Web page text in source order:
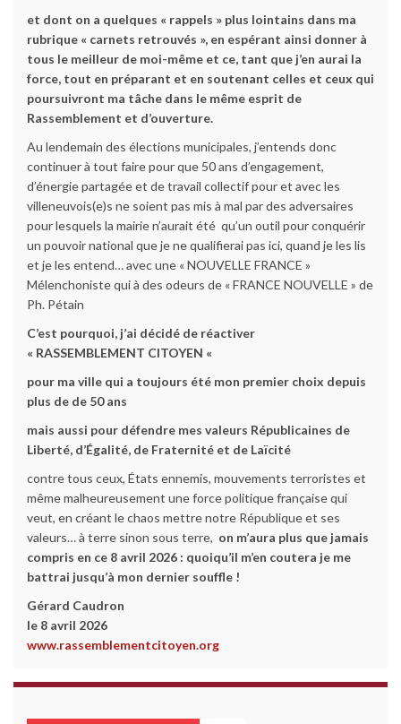
et dont on a quelques « rappels » plus lointains dans ma
rubrique « carnets retrouvés », en espérant ainsi donner à
tous le meilleur de moi-même et ce, tant que j’en aurai la
force, tout en préparant et en soutenant celles et ceux qui
poursuivront ma tâche dans le même esprit de
Rassemblement et d’ouverture.
Au lendemain des élections municipales, j’entends donc
continuer à tout faire pour que 50 ans d’engagement,
d’énergie partagée et de travail collectif pour et avec les
villeneuvois(e)s ne soient pas mis à mal par des adversaires
pour lesquels la mairie n’aurait été qu’un outil pour conquérir
un pouvoir national que je ne qualifierai pas ici, quand je les lis
et je les entend… avec une « NOUVELLE FRANCE »
Mélenchoniste qui à des odeurs de « FRANCE NOUVELLE » de
Ph. Pétain
C’est pourquoi, j’ai décidé de réactiver
« RASSEMBLEMENT CITOYEN «
pour ma ville qui a toujours été mon premier choix depuis
plus de de 50 ans
mais aussi pour défendre mes valeurs Républicaines de
Liberté, d’Égalité, de Fraternité et de Laïcité
contre tous ceux, États ennemis, mouvements terroristes et
même malheureusement une force politique française qui
veut, en créant le chaos mettre notre République et ses
valeurs… à terre sinon sous terre, on m’aura plus que jamais
compris en ce 8 avril 2026 : quoiqu’il m’en coutera je me
battrai jusqu’à mon dernier souffle !
Gérard Caudron
le 8 avril 2026
www.rassemblementcitoyen.org